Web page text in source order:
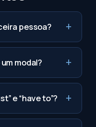
pessoa?
modal?
e “have to”?